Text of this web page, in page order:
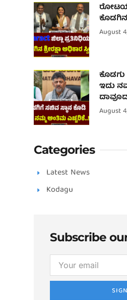
ಕೊಡಗಿನ
August
ಕೊಡಗು
ಇದು
August
Categories
Latest News
Kodagu
Subscribe